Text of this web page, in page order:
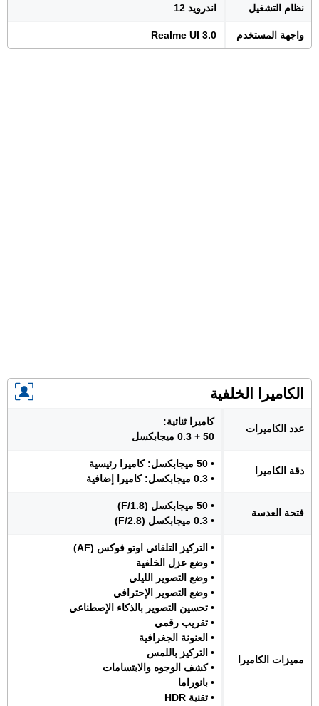
نظام التشغيل اندرويد 12
واجهة المستخدم Realme UI 3.0
الكاميرا الخلفية
عدد الكاميرات
كاميرا ثنائية:
50 + 0.3 ميجابكسل
دقة الكاميرا
• 50 ميجابكسل: كاميرا رئيسية
• 0.3 ميجابكسل: كاميرا إضافية
فتحة العدسة
• 50 ميجابكسل (F/1.8)
• 0.3 ميجابكسل (F/2.8)
مميزات الكاميرا
• التركيز التلقائي اوتو فوكس (AF)
• وضع عزل الخلفية
• وضع التصوير الليلي
• وضع التصوير الإحترافي
• تحسين التصوير بالذكاء الإصطناعي
• تقريب رقمي
• العنونة الجغرافية
• التركيز باللمس
• كشف الوجوه والابتسامات
• بانوراما
• تقنية HDR